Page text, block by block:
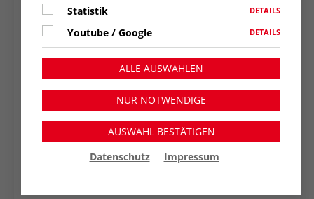
AWO Konkret 37 - September 2011
Statistik DETAILS
Youtube / Google DETAILS
ALLE AUSWÄHLEN
NUR NOTWENDIGE
AUSWAHL BESTÄTIGEN
Datenschutz
Impressum